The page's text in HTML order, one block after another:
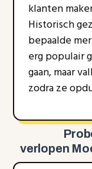
klanten
Historisch
bepaalde
erg populair
gaan, maar
zodra ze
verlopen